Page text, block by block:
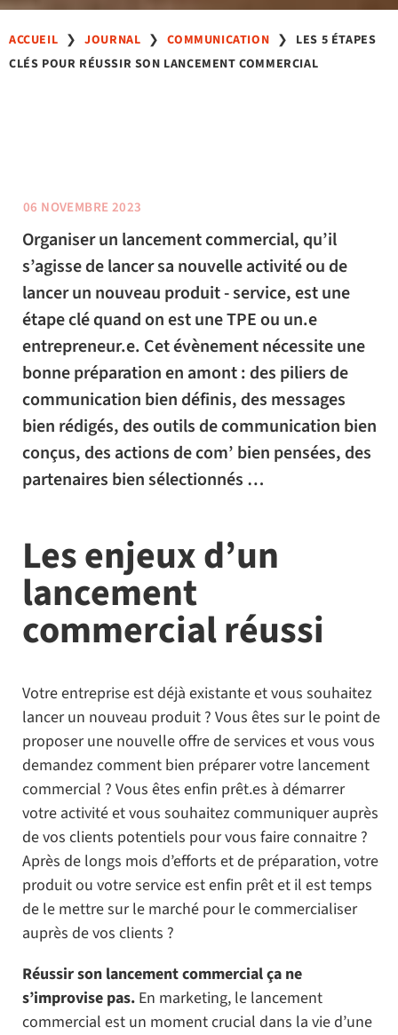
ACCUEIL ❯JOURNAL ❯COMMUNICATION ❯ LES 5 ÉTAPES
CLÉS POUR RÉUSSIR SON LANCEMENT COMMERCIAL
06 NOVEMBRE 2023
Organiser un lancement commercial, qu’il
s’agisse de lancer sa nouvelle activité ou de
lancer un nouveau produit - service, est une
étape clé quand on est une TPE ou un.e
entrepreneur.e. Cet évènement nécessite une
bonne préparation en amont : des piliers de
communication bien définis, des messages
bien rédigés, des outils de communication bien
conçus, des actions de com’ bien pensées, des
partenaires bien sélectionnés …
Les enjeux d’un
lancement
commercial réussi
Votre entreprise est déjà existante et vous souhaitez
lancer un nouveau produit ? Vous êtes sur le point de
proposer une nouvelle offre de services et vous vous
demandez comment bien préparer votre lancement
commercial ? Vous êtes enfin prêt.es à démarrer
votre activité et vous souhaitez communiquer auprès
de vos clients potentiels pour vous faire connaitre ?
Après de longs mois d’efforts et de préparation, votre
produit ou votre service est enfin prêt et il est temps
de le mettre sur le marché pour le commercialiser
auprès de vos clients ?
Réussir son lancement commercial ça ne
s’improvise pas. En marketing, le lancement
commercial est un moment crucial dans la vie d’une